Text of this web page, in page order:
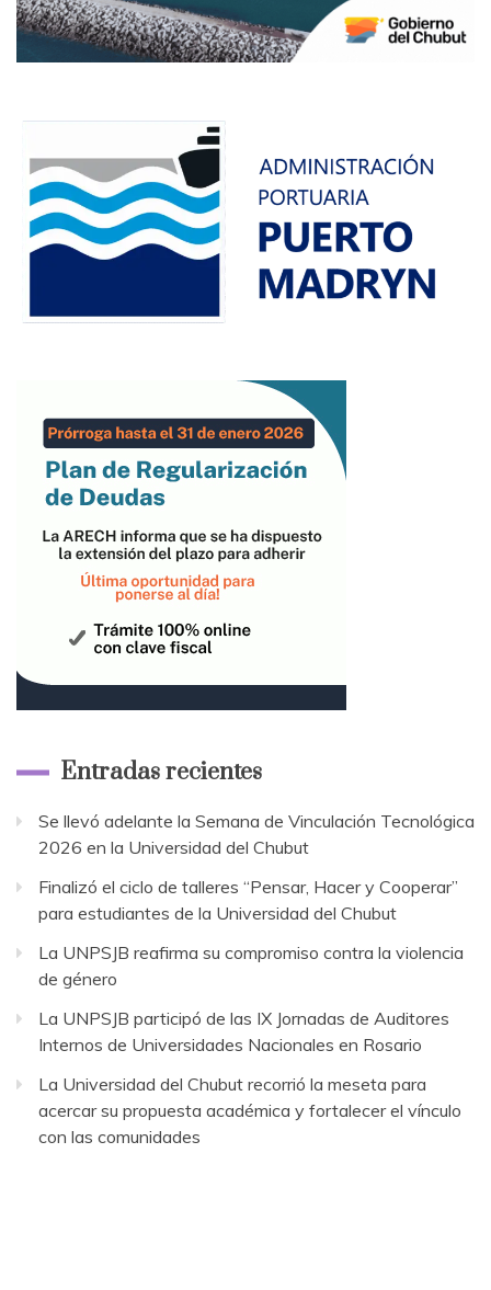
Entradas recientes
Se llevó adelante la Semana de Vinculación Tecnológica
2026 en la Universidad del Chubut
Finalizó el ciclo de talleres “Pensar, Hacer y Cooperar”
para estudiantes de la Universidad del Chubut
La UNPSJB reafirma su compromiso contra la violencia
de género
La UNPSJB participó de las IX Jornadas de Auditores
Internos de Universidades Nacionales en Rosario
La Universidad del Chubut recorrió la meseta para
acercar su propuesta académica y fortalecer el vínculo
con las comunidades